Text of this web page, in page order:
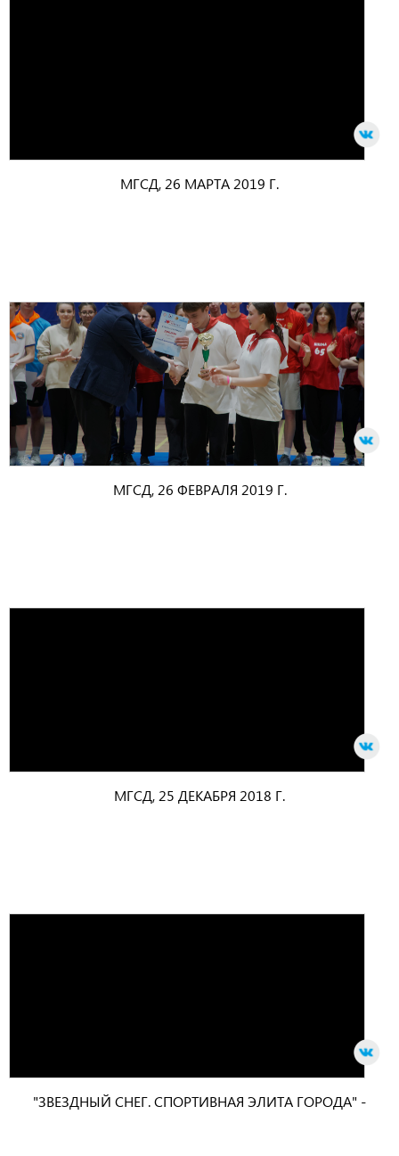
МГСД, 26 МАРТА 2019 Г.
МГСД, 26 ФЕВРАЛЯ 2019 Г.
МГСД, 25 ДЕКАБРЯ 2018 Г.
"ЗВЕЗДНЫЙ СНЕГ. СПОРТИВНАЯ ЭЛИТА ГОРОДА" -